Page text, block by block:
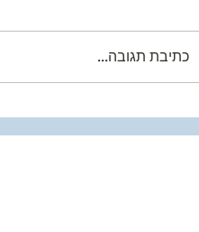
כתיבת תגובה...